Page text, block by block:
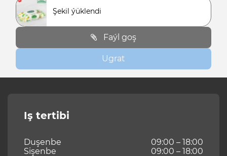
Şekil ýüklendi
Faýl goş
Ugrat
Iş tertibi
Duşenbe
09:00 – 18:00
Sişenbe
09:00 – 18:00